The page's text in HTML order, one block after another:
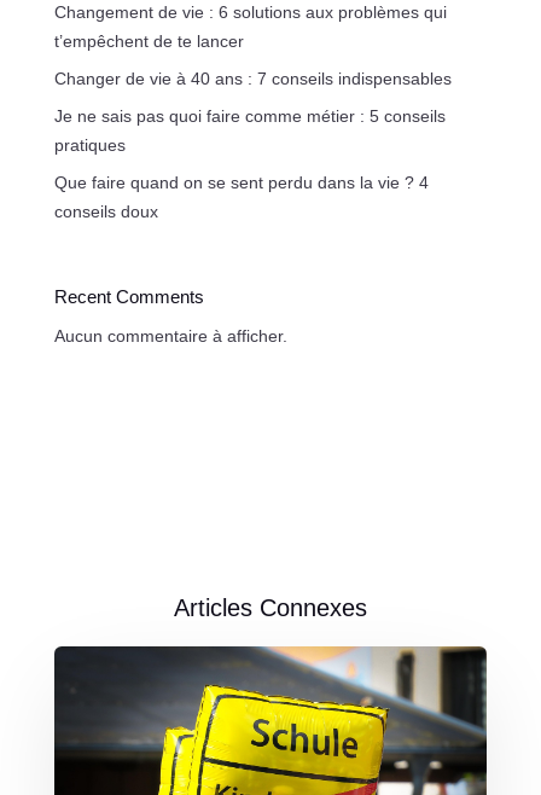
Changement de vie : 6 solutions aux problèmes qui
t’empêchent de te lancer
Changer de vie à 40 ans : 7 conseils indispensables
Je ne sais pas quoi faire comme métier : 5 conseils
pratiques
Que faire quand on se sent perdu dans la vie ? 4
conseils doux
Recent Comments
Aucun commentaire à afficher.
Articles Connexes